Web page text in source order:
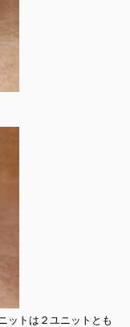
ットは２ユニットとも